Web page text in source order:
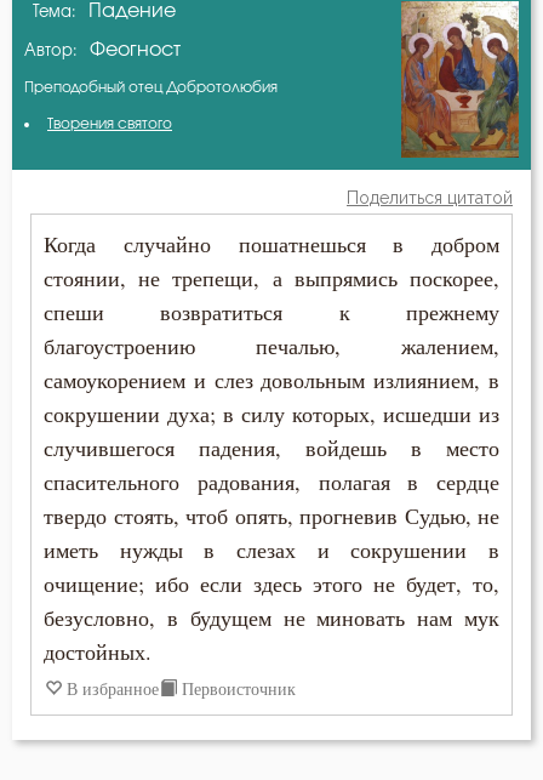
Богатство
Богопознание
Ведение
Воздержание
Девство
Добродетель
Искушение
Падение
Покаяние
Работа
Амвросий Оптинский (Гренков)
Варсонофий Оптинский (Плиханков)
Григорий Богослов
Ефрем Сирин
Игнатий Брянчанинов
Исидор Пелусиот
Макарий Оптинский (Иванов)
Никодим Святогорец
Феогност
Тема: Падение
Автор: Феогност
Преподобный отец Добротолюбия
Творения святого
Поделиться цитатой
Когда случайно пошатнешься в добром
стоянии, не трепещи, а выпрямись поскорее,
спеши возвратиться к прежнему
благоустроению печалью, жалением,
самоукорением и слез довольным излиянием, в
сокрушении духа; в силу которых, исшедши из
случившегося падения, войдешь в место
спасительного радования, полагая в сердце
твердо стоять, чтоб опять, прогневив Судью, не
иметь нужды в слезах и сокрушении в
очищение; ибо если здесь этого не будет, то,
безусловно, в будущем не миновать нам мук
достойных.
В избранное Первоисточник